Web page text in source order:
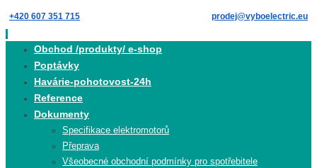
Skip
to
content
+420 607 351 715 prodej@vyboelectric.eu
Obchod /produkty/ e-shop
Poptávky
Havárie-pohotovost-24h
Reference
Dokumenty
Specifikace elektromotorů
Přeprava
Všeobecné obchodní podmínky pro spotřebitele